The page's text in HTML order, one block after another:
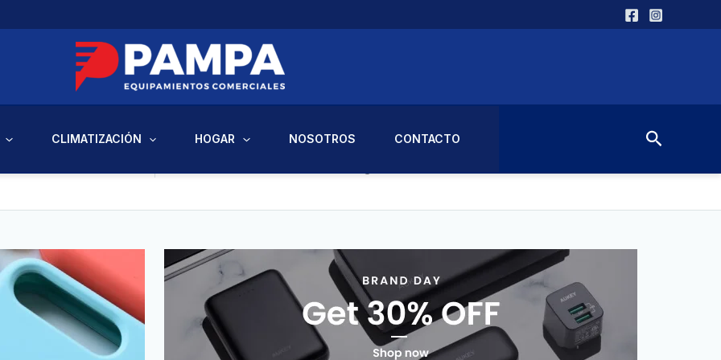
CLIMATIZACIÓN HOGAR NOSOTROS CONTACTO Buscar
Saepe doloribus deserunt in. At beatae neque pariatur